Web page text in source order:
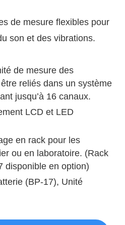
de mesure flexibles pour
son et des vibrations.
de mesure des
reliés dans un système
jusqu’à 16 canaux.
LCD et LED
en rack pour les
ou en laboratoire. (Rack
disponible en option)
(BP-17), Unité